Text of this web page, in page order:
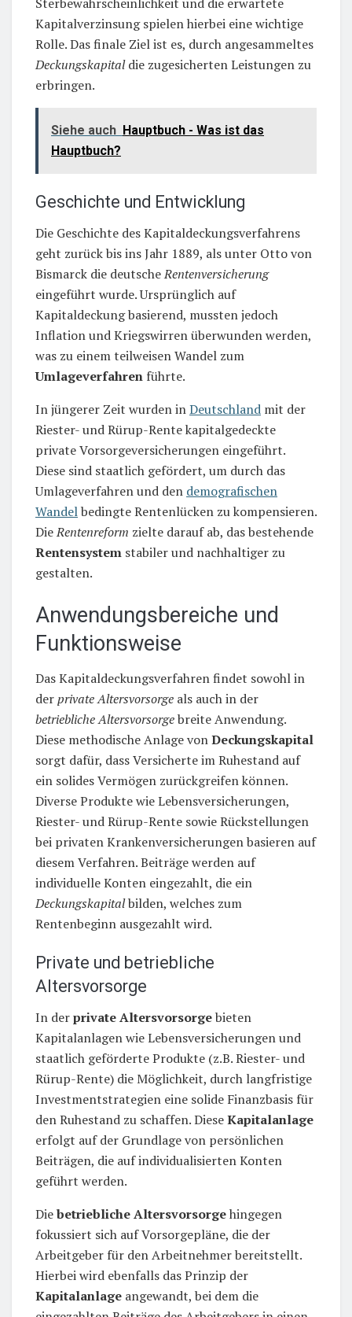
Kapitalverzinsung spielen hierbei eine wichtige
Rolle. Das finale Ziel ist es, durch angesammeltes
Deckungskapitaldie zugesicherten Leistungen zu
erbringen.
Siehe auch Hauptbuch - Was ist das
Hauptbuch?
Geschichte und Entwicklung
Die Geschichte des Kapitaldeckungsverfahrens
geht zurück bis ins Jahr 1889, als unter Otto von
Bismarck die deutscheRentenversicherung
eingeführt wurde. Ursprünglich auf
Kapitaldeckung basierend, mussten jedoch
Inflation und Kriegswirren überwunden werden,
was zu einem teilweisen Wandel zum
Umlageverfahren führte.
In jüngerer Zeit wurden inDeutschland mit der
Riester- und Rürup-Rente kapitalgedeckte
private Vorsorgeversicherungen eingeführt.
Diese sind staatlich gefördert, um durch das
Umlageverfahren und den demografischen
Wandelbedingte Rentenlücken zu kompensieren.
DieRentenreform zielte darauf ab, das bestehende
Rentensystem stabiler und nachhaltiger zu
gestalten.
Anwendungsbereiche und
Funktionsweise
Das Kapitaldeckungsverfahren findet sowohl in
derprivate Altersvorsorge als auch in der
betriebliche Altersvorsorgebreite Anwendung.
Diese methodische Anlage vonDeckungskapital
sorgt dafür, dass Versicherte im Ruhestand auf
ein solides Vermögen zurückgreifen können.
Diverse Produkte wie Lebensversicherungen,
Riester- und Rürup-Rente sowie Rückstellungen
bei privaten Krankenversicherungen basieren auf
diesem Verfahren. Beiträge werden auf
individuelle Konten eingezahlt, die ein
Deckungskapitalbilden, welches zum
Rentenbeginn ausgezahlt wird.
Private und betriebliche
Altersvorsorge
In derprivate Altersvorsorgebieten
Kapitalanlagen wie Lebensversicherungen und
staatlich geförderte Produkte (z.B. Riester- und
Rürup-Rente) die Möglichkeit, durch langfristige
Investmentstrategien eine solide Finanzbasis für
den Ruhestand zu schaffen. DieseKapitalanlage
erfolgt auf der Grundlage von persönlichen
Beiträgen, die auf individualisierten Konten
geführt werden.
Diebetriebliche Altersvorsorgehingegen
fokussiert sich auf Vorsorgepläne, die der
Arbeitgeber für den Arbeitnehmer bereitstellt.
Hierbei wird ebenfalls das Prinzip der
Kapitalanlage angewandt, bei dem die